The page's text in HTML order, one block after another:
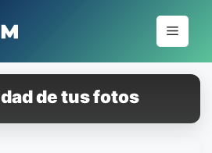
Menu
de tus fotos